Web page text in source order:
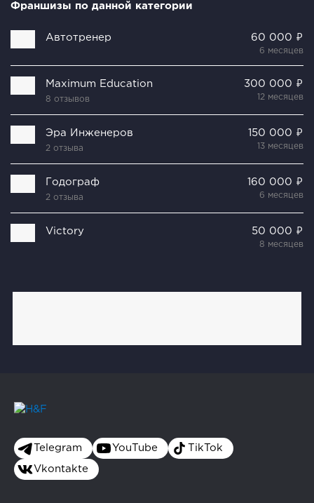
Франшизы по данной категории
Автотренер 60 000 ₽
6 месяцев
Maximum Education
8 отзывов
300 000 ₽
12 месяцев
Эра Инженеров
2 отзыва
150 000 ₽
13 месяцев
Годограф
2 отзыва
160 000 ₽
6 месяцев
Victory 50 000 ₽
8 месяцев
Telegram YouTube TikTok
Vkontakte